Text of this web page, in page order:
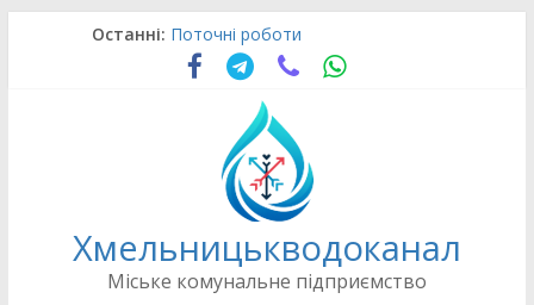
Останні: Поточні роботи
Аварійно-відновлювальні роботи
Поточні роботи
Поточні роботи
Поточні роботи
Хмельницькводоканал
Міське комунальне підприємство